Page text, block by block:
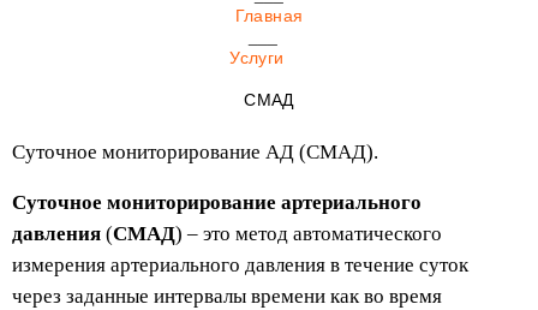
Главная
Услуги
СМАД
Суточное мониторирование АД (СМАД).
Суточное мониторирование артериального
давления (СМАД) – это метод автоматического
измерения артериального давления в течение суток
через заданные интервалы времени как во время